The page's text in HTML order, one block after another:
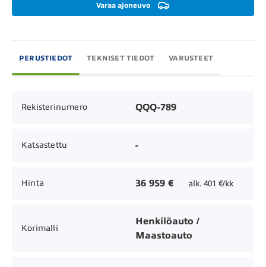
Varaa ajoneuvo
PERUSTIEDOT TEKNISET TIEDOT VARUSTEET
Rekisterinumero QQQ-789
Katsastettu -
Hinta 36 959 € alk. 401 €/kk
Korimalli
Henkilöauto /
Maastoauto